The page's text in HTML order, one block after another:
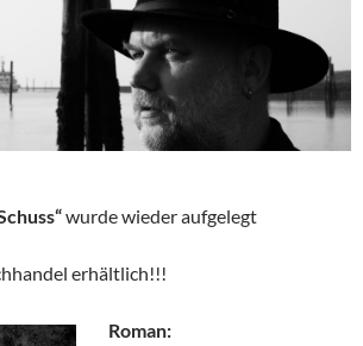
wurde wieder aufgelegt
erhältlich!!!
Roman: